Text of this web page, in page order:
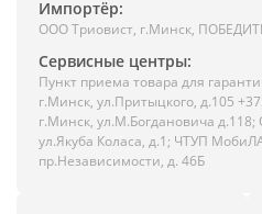
Импортёр:
ООО Триовист, г.Минск,
Сервисные центры:
Пункт приема товара для
г.Минск, ул.Притыцкого, д.105
г.Минск, ул.М.Богдановича
ул.Якуба Коласа, д.1; ЧТУП
пр.Независимости, д. 46Б